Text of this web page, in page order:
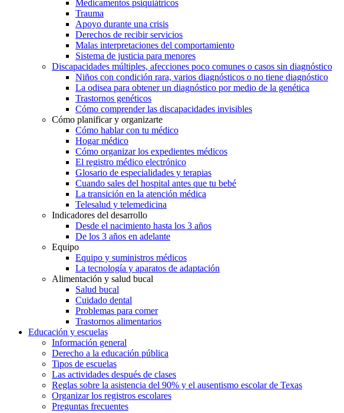
Medicamentos psiquiátricos
Trauma
Apoyo durante una crisis
Derechos de recibir servicios
Malas interpretaciones del comportamiento
Sistema de justicia para menores
Discapacidades múltiples, afecciones poco comunes o casos sin diagnóstico
Niños con condición rara, varios diagnósticos o no tiene diagnóstico
La odisea para obtener un diagnóstico por medio de la genética
Trastornos genéticos
Cómo comprender las discapacidades invisibles
Cómo planificar y organizarte
Cómo hablar con tu médico
Hogar médico
Cómo organizar los expedientes médicos
El registro médico electrónico
Glosario de especialidades y terapias
Cuando sales del hospital antes que tu bebé
La transición en la atención médica
Telesalud y telemedicina
Indicadores del desarrollo
Desde el nacimiento hasta los 3 años
De los 3 años en adelante
Equipo
Equipo y suministros médicos
La tecnología y aparatos de adaptación
Alimentación y salud bucal
Salud bucal
Cuidado dental
Problemas para comer
Trastornos alimentarios
Educación y escuelas
Información general
Derecho a la educación pública
Tipos de escuelas
Las actividades después de clases
Reglas sobre la asistencia del 90% y el ausentismo escolar de Texas
Organizar los registros escolares
Preguntas frecuentes